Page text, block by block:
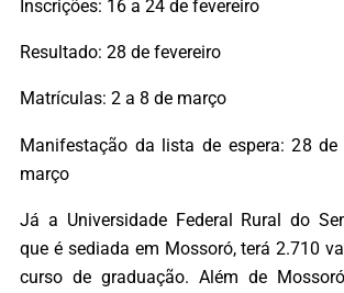
Inscrições: 16 a 24 de fevereiro
Resultado: 28 de fevereiro
Matrículas: 2 a 8 de março
Manifestação da lista de espera: 28
março
Já a Universidade Federal Rural do
que é sediada em Mossoró, terá 2.710
curso de graduação. Além de